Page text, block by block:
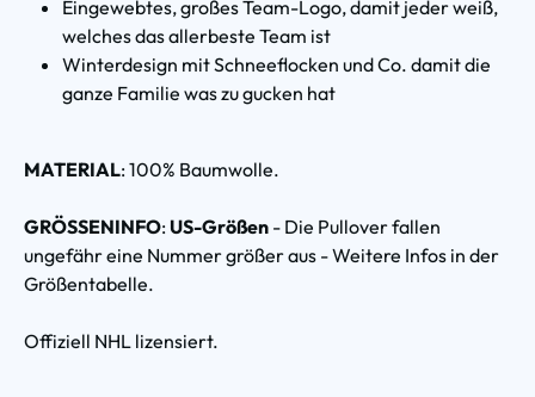
Eingewebtes, großes Team-Logo, damit jeder weiß,
welches das allerbeste Team ist
Winterdesign mit Schneeflocken und Co. damit die
ganze Familie was zu gucken hat
MATERIAL: 100% Baumwolle.
GRÖSSENINFO: US-Größen - Die Pullover fallen
ungefähr eine Nummer größer aus - Weitere Infos in der
Größentabelle.
Offiziell NHL lizensiert.